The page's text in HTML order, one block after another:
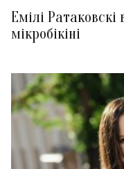
Емілі
мікробікіні